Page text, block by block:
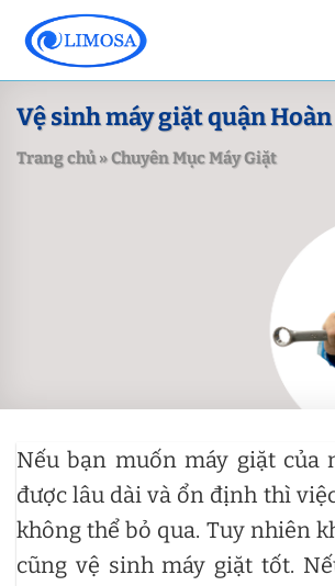
content
Vệ sinh máy giặt quận
Trang chủ»Chuyên Mục Máy Giặt
Nếu bạn muốn máy giặt của
được lâu dài và ổn định thì
không thể bỏ qua. Tuy nhiên
cũng vệ sinh máy giặt tốt.